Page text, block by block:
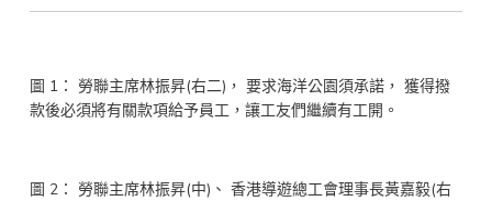
圖 1： 勞聯主席林振昇(右二)， 要求海洋公園須承諾， 獲得撥
款後必須將有關款項給予員工，讓工友們繼續有工開。
圖 2： 勞聯主席林振昇(中)、 香港導遊總工會理事長黃嘉毅(右